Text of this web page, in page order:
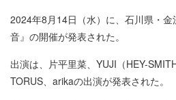
2024年8月14日（水）に、石川県・
音』の開催が発表された。
出演は、片平里菜、YUJI（HEY-
TORUS、arikaの出演が発表された。